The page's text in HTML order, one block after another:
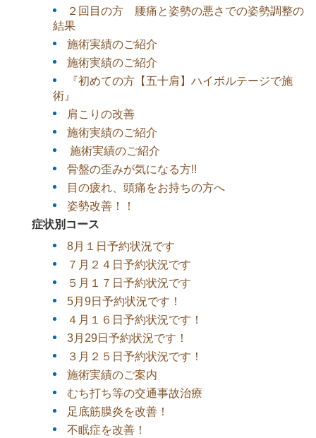
２回目の方 腰痛と姿勢の悪さでの姿勢調整の
結果
施術実績のご紹介
施術実績のご紹介
『初めての方【五十肩】ハイボルテージで施
術』
肩こりの改善
施術実績のご紹介
施術実績のご紹介
骨盤の歪みが気になる方!!
目の疲れ、頭痛をお持ちの方へ
姿勢改善！！
症状別コース
8月１日予約状況です
７月２４日予約状況です
５月１７日予約状況です
5月9日予約状況です！
４月１６日予約状況です！
3月29日予約状況です！
３月２５日予約状況です！
施術実績のご案内
むち打ち等の交通事故治療
足底筋膜炎を改善！
不眠症を改善！